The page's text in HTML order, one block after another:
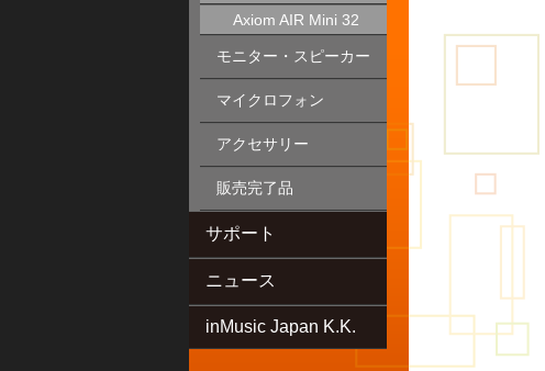
Axiom AIR Mini 32
モニター・スピーカー
マイクロフォン
アクセサリー
販売完了品
サポート
ニュース
inMusic Japan K.K.